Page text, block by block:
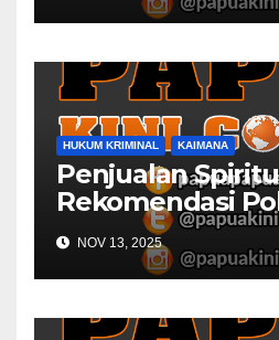
HUKUM KRIMINAL KAIMANA
Penjualan
Rekomendasi
Kaimana
NOV 13, 2025